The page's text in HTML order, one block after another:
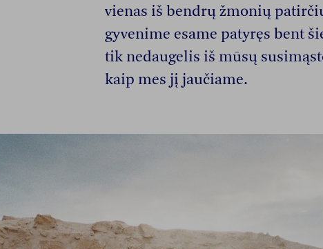
vienas iš bendrų žmonių
gyvenime esame patyręs bent
tik nedaugelis iš mūsų
kaip mes jį jaučiame.